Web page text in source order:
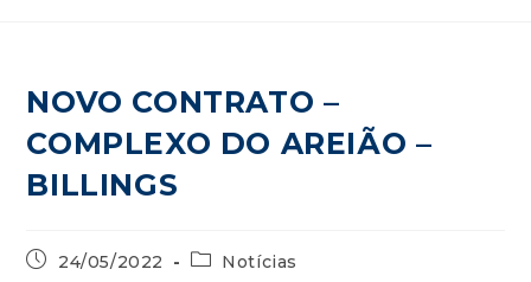
NOVO CONTRATO –
COMPLEXO DO AREIÃO –
BILLINGS
24/05/2022 Notícias